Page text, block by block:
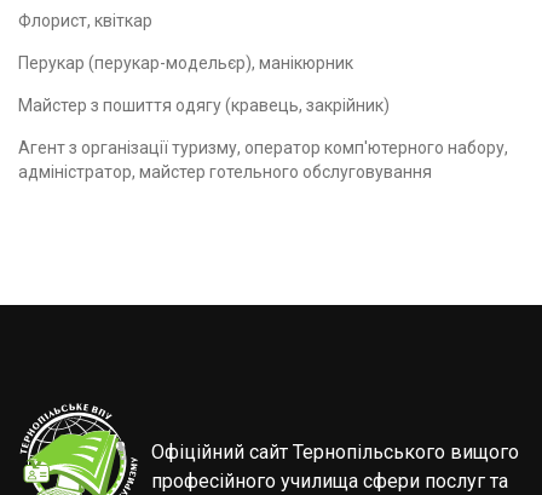
Флорист, квіткар
Перукар (перукар-модельєр), манікюрник
Майстер з пошиття одягу (кравець, закрійник)
Агент з організації туризму, оператор комп'ютерного набору,
адміністратор, майстер готельного обслуговування
Офіційний сайт Тернопільського вищого
професійного училища сфери послуг та